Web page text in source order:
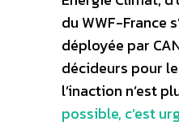
du WWF-France
déployée par
décideurs pour
l’inaction n’est
possible, c’est